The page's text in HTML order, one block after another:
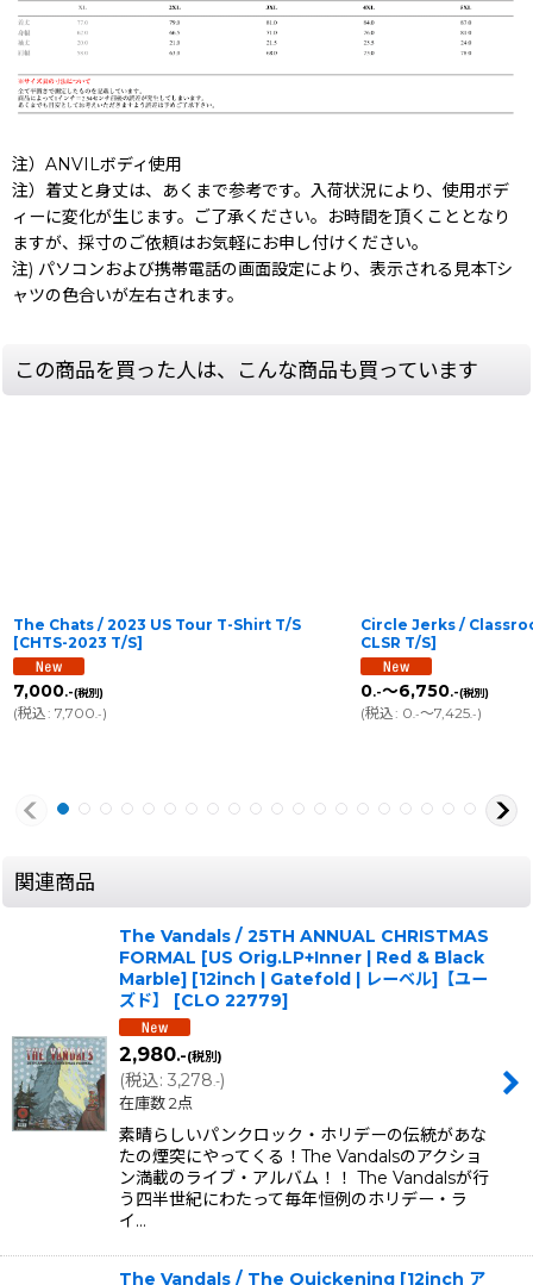
注）ANVILボディ使用
注）着丈と身丈は、あくまで参考です。入荷状況により、使用ボデ
ィーに変化が生じます。ご了承ください。お時間を頂くこととなり
ますが、採寸のご依頼はお気軽にお申し付けください。
注) パソコンおよび携帯電話の画面設定により、表示される見本Tシ
ャツの色合いが左右されます。
この商品を買った人は、こんな商品も買っています
The Chats / 2023 US Tour T-Shirt T/S
[CHTS-2023 T/S]
7,000.-(税別)
(税込: 7,700 .-)
Circle Jerks /
CLSR T/S]
0.-～6,750.-(税別)
(税込: 0 .-～7,425.-)
関連商品
The Vandals / 25TH ANNUAL CHRISTMAS
FORMAL [US Orig.LP+Inner | Red & Black
Marble] [12inch | Gatefold | レーベル]【ユー
ズド】
[CLO 22779]
2,980.-(税別)
(税込: 3,278 .-)
在庫数 2点
素晴らしいパンクロック・ホリデーの伝統があな
たの煙突にやってくる！The Vandalsのアクショ
ン満載のライブ・アルバム！！ The Vandalsが行
う四半世紀にわたって毎年恒例のホリデー・ラ
イ…
The Vandals / The Quickening [12inch ア